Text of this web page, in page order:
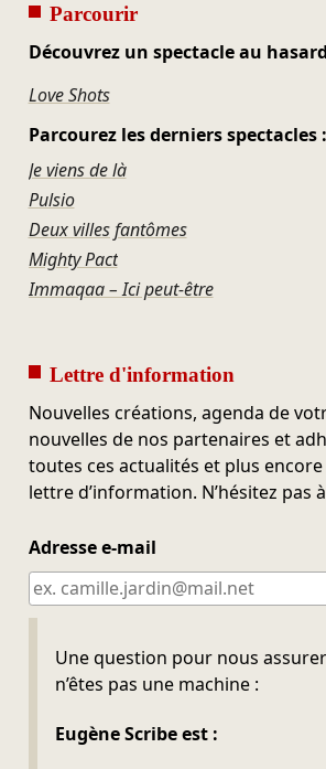
Parcourir
Découvrez un spectacle au
Love Shots
Parcourez les derniers spectacles :
Je viens de là
Pulsio
Deux villes fantômes
Mighty Pact
Immaqaa – Ici peut-être
Lettre d'information
Nouvelles créations, agenda de
nouvelles de nos partenaires et
toutes ces actualités et plus
lettre d’information. N’hésitez pas
Adresse e-mail
Une question pour nous
n’êtes pas une machine :
Eugène Scribe est :
Ne pas remplir